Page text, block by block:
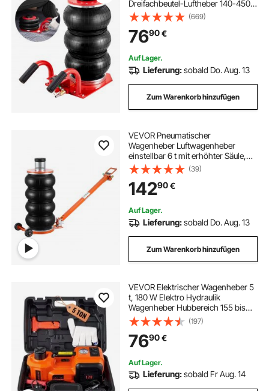
Dreifachbeutel-Luftheber 140-450
mm Hubhöhe Airbag-
Luftwagenheber, 5 Minuten Hub
Luftheber mit kurzem Griff,
Wagenheber Rot Arbeitssparend
(669)
7690€
Auf Lager.
Lieferung:sobald Do. Aug. 13
Zum Warenkorb hinzufügen
VEVOR Pneumatischer
Wagenheber Luftwagenheber
einstellbar 6 t mit erhöhter Säule,
leicht anzuhebender und
platzsparender Wagenheber mit
dicker Gummiauflage & langem
Griff, für Limousine SUV Pickup
(39)
14290€
Auf Lager.
Lieferung:sobald Do. Aug. 13
Zum Warenkorb hinzufügen
VEVOR Elektrischer Wagenheber 5
t, 180 W Elektro Hydraulik
Wagenheber Hubbereich 155 bis
450 mm Hydraulischer Heber für
Autos und SUVs inklusive
Batterieclip sowie Werkzeugkasten
und Netzkabel
(197)
7690€
Auf Lager.
Lieferung:sobald Fr Aug. 14